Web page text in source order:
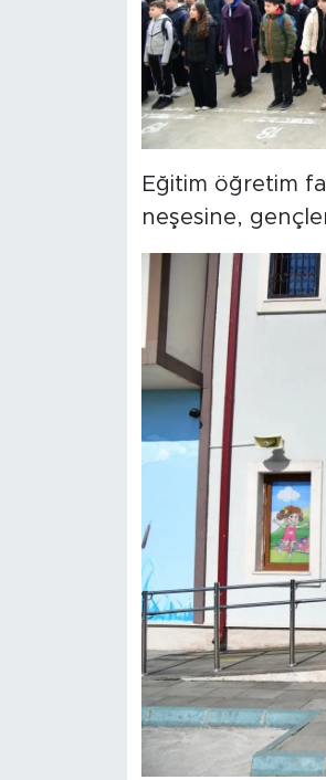
Eğitim öğretim
neşesine,